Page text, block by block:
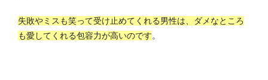
失敗やミスも笑って受け止めてくれる男性は、ダメなところ
も愛してくれる包容力が高いのです。